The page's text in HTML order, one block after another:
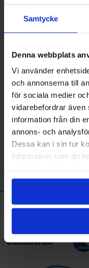
Samtycke
Denna webbplats
Vi använder
och annonserna till
för sociala medier
vidarebefordrar även
information från din
annons- och
Dessa kan i sin tur
information som du
klicka på för att få
Detta är ett exempel
klicka på för att få
2017-06-19
Detta är ett exempel
klicka på för att få
2017-06-19
Detta är ett exempel